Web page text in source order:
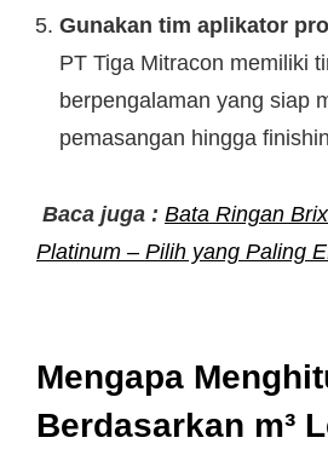
Gunakan tim aplikator
PT Tiga Mitracon memiliki
berpengalaman yang siap
pemasangan hingga
Baca juga : Bata Ringan
Platinum – Pilih yang Paling
Mengapa
Berdasarkan m³